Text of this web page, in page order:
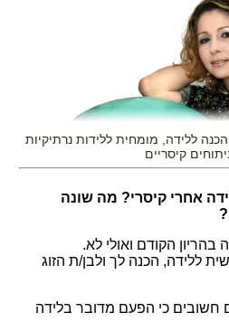
ללידה, מומחית ללידות נרתיקיות
קיסריים
אחרי קיסרי? מה שונה
בהריון הקודם ואולי לא.
ללידה, הכנה לך ולבן/ת הזוג
חשובים כי הפעם מדובר בלידה